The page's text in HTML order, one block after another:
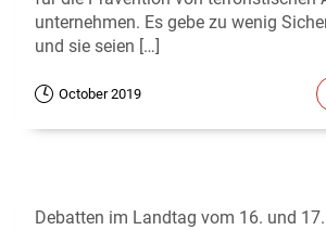
unternehmen. Es gebe zu wenig
und sie seien […]
October 2019
Debatten im Landtag vom 16. und